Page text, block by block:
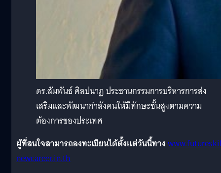
ดร.สัมพันธ์ ศิลปนาฎ ประธานกรรมการบริหารการส่ง
เสริมและพัฒนากำลังคนให้มีทักษะชั้นสูงตามความ
ต้องการของประเทศ
ผู้ที่สนใจสามารถลงทะเบียนได้ตั้งแต่วันนี้ทาง
newcareer.in.th